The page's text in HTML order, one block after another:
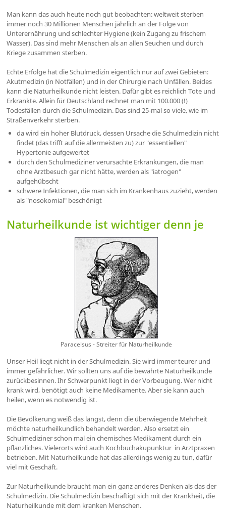
Man kann das auch heute noch gut beobachten: weltweit sterben
immer noch 30 Millionen Menschen jährlich an der Folge von
Unterernährung und schlechter Hygiene (kein Zugang zu frischem
Wasser). Das sind mehr Menschen als an allen Seuchen und durch
Kriege zusammen sterben.
Echte Erfolge hat die Schulmedizin eigentlich nur auf zwei Gebieten:
Akutmedizin (in Notfällen) und in der Chirurgie nach Unfällen. Beides
kann die Naturheilkunde nicht leisten. Dafür gibt es reichlich Tote und
Erkrankte. Allein für Deutschland rechnet man mit 100.000 (!)
Todesfällen durch die Schulmedizin. Das sind 25-mal so viele, wie im
Straßenverkehr sterben.
da wird ein hoher Blutdruck, dessen Ursache die Schulmedizin nicht
findet (das trifft auf die allermeisten zu) zur "essentiellen"
Hypertonie aufgewertet
durch den Schulmediziner verursachte Erkrankungen, die man
ohne Arztbesuch gar nicht hätte, werden als "iatrogen"
aufgehübscht
schwere Infektionen, die man sich im Krankenhaus zuzieht, werden
als "nosokomial" beschönigt
Naturheilkunde ist wichtiger denn je
Paracelsus - Streiter für Naturheilkunde
Unser Heil liegt nicht in der Schulmedizin. Sie wird immer teurer und
immer gefährlicher. Wir sollten uns auf die bewährte Naturheilkunde
zurückbesinnen. Ihr Schwerpunkt liegt in der Vorbeugung. Wer nicht
krank wird, benötigt auch keine Medikamente. Aber sie kann auch
heilen, wenn es notwendig ist.
Die Bevölkerung weiß das längst, denn die überwiegende Mehrheit
möchte naturheilkundlich behandelt werden. Also ersetzt ein
Schulmediziner schon mal ein chemisches Medikament durch ein
pflanzliches. Vielerorts wird auch Kochbuchakupunktur in Arztpraxen
betrieben. Mit Naturheilkunde hat das allerdings wenig zu tun, dafür
viel mit Geschäft.
Zur Naturheilkunde braucht man ein ganz anderes Denken als das der
Schulmedizin. Die Schulmedizin beschäftigt sich mit der Krankheit, die
Naturheilkunde mit dem kranken Menschen.